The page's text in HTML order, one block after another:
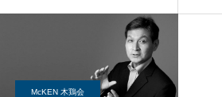
McKEN 木鶏会